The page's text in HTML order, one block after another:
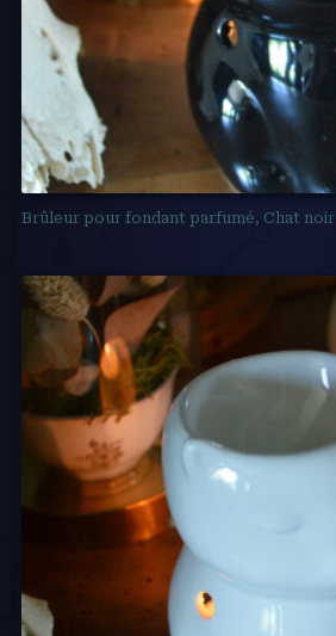
Brûleur pour fondant parfumé, Chat noir